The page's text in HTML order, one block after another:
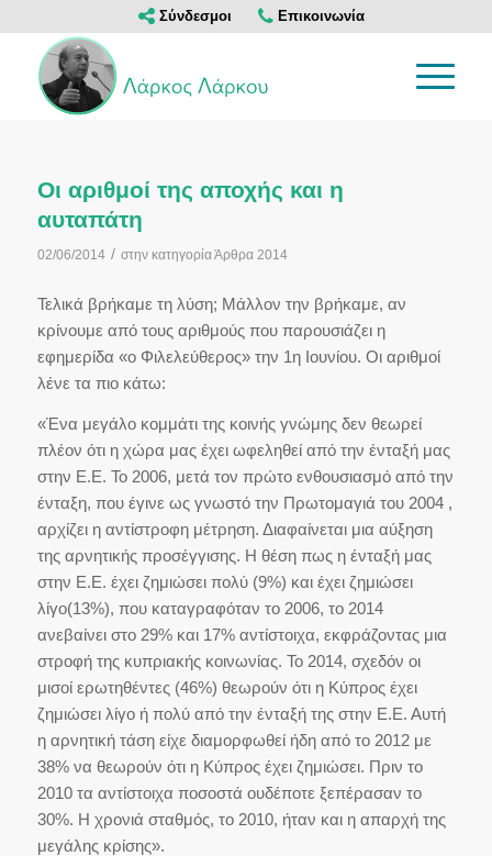
Σύνδεσμοι Επικοινωνία
Οι αριθμοί της αποχής και η
αυταπάτη
02/06/2014 / στην κατηγορίαΆρθρα 2014
Τελικά βρήκαμε τη λύση; Μάλλον την βρήκαμε, αν
κρίνουμε από τους αριθμούς που παρουσιάζει η
εφημερίδα «ο Φιλελεύθερος» την 1η Ιουνίου. Οι αριθμοί
λένε τα πιο κάτω:
«Ένα μεγάλο κομμάτι της κοινής γνώμης δεν θεωρεί
πλέον ότι η χώρα μας έχει ωφεληθεί από την ένταξή μας
στην Ε.Ε. Το 2006, μετά τον πρώτο ενθουσιασμό από την
ένταξη, που έγινε ως γνωστό την Πρωτομαγιά του 2004 ,
αρχίζει η αντίστροφη μέτρηση. Διαφαίνεται μια αύξηση
της αρνητικής προσέγγισης. Η θέση πως η ένταξή μας
στην Ε.Ε. έχει ζημιώσει πολύ (9%) και έχει ζημιώσει
λίγο(13%), που καταγραφόταν το 2006, το 2014
ανεβαίνει στο 29% και 17% αντίστοιχα, εκφράζοντας μια
στροφή της κυπριακής κοινωνίας. Το 2014, σχεδόν οι
μισοί ερωτηθέντες (46%) θεωρούν ότι η Κύπρος έχει
ζημιώσει λίγο ή πολύ από την ένταξή της στην Ε.Ε. Αυτή
η αρνητική τάση είχε διαμορφωθεί ήδη από το 2012 με
38% να θεωρούν ότι η Κύπρος έχει ζημιώσει. Πριν το
2010 τα αντίστοιχα ποσοστά ουδέποτε ξεπέρασαν το
30%. Η χρονιά σταθμός, το 2010, ήταν και η απαρχή της
μεγάλης κρίσης».